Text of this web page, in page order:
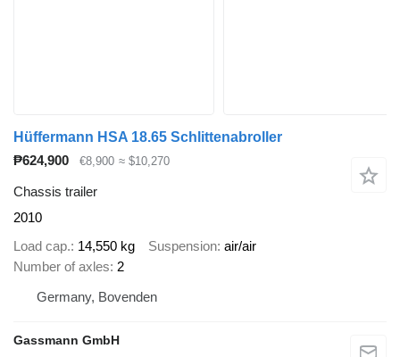
Hüffermann HSA 18.65 Schlittenabroller
₱624,900
€8,900 ≈ $10,270
Chassis trailer
2010
Load cap. 14,550 kg Suspension air/air
Number of axles 2
Germany, Bovenden
Gassmann GmbH